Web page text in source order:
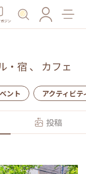
ジン
・宿 、 カフェ
ント アクティビテ
投稿